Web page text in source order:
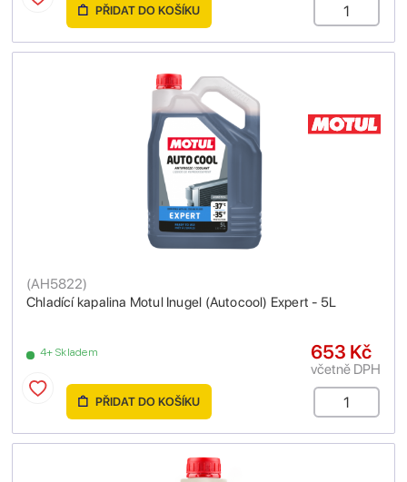
PŘIDAT DO KOŠÍKU
Chladící kapalina Motul Inugel (Autocool) Expert - 5L
(AH5822)
4+ Skladem 653 Kč
včetně DPH
PŘIDAT DO KOŠÍKU